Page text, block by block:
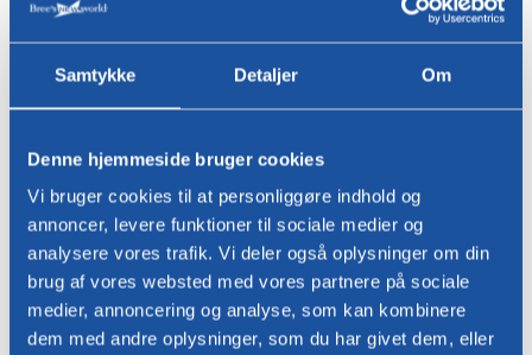
Samtykke Detaljer Om
Denne hjemmeside bruger cookies
Vi bruger cookies til at personliggøre indhold og
annoncer, levere funktioner til sociale medier og
analysere vores trafik. Vi deler også oplysninger om din
brug af vores websted med vores partnere på sociale
medier, annoncering og analyse, som kan kombinere
dem med andre oplysninger, som du har givet dem, eller
Salget af denne spisestol sker udelukkende gennem forhandleren. Vi
hjælper dig gerne med at finde en Bree's New World-forhandler i dit
finde inspiration i vores egen Bree's New World
showroomi
Vlaardingen, hvor du kan se og teste et omfattende udvalg af vores
Interesseret?
For spørgsmål eller for at finde en Bree's New World-forhandler i dit
område, bedes du kontakte os!
Navn *